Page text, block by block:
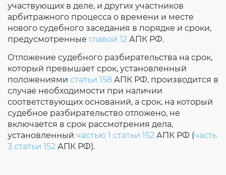
участвующих в деле, и других участников
арбитражного процесса о времени и месте
нового судебного заседания в порядке и сроки,
предусмотренные главой 12 АПК РФ.
Отложение судебного разбирательства на срок,
который превышает срок, установленный
положениями статьи 158 АПК РФ, производится в
случае необходимости при наличии
соответствующих оснований, а срок, на который
судебное разбирательство отложено, не
включается в срок рассмотрения дела,
установленный частью 1 статьи 152 АПК РФ (часть
3 статьи 152 АПК РФ).